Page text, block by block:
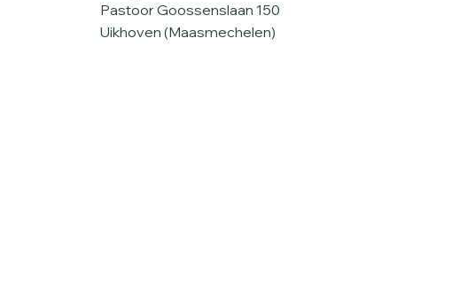
Pastoor Goossenslaan 150
Uikhoven (Maasmechelen)